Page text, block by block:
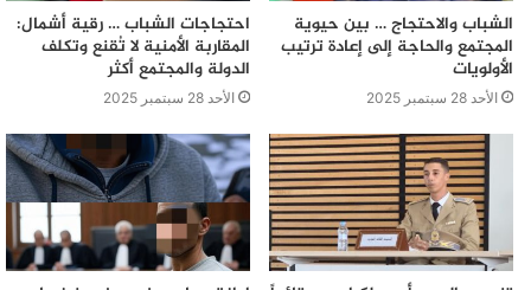
الشباب والاحتجاج … بين حيوية
المجتمع والحاجة إلى إعادة ترتيب
الأولويات
الأحد 28 سبتمبر 2025
احتجاجات الشباب … رقية أشمال:
المقاربة الأمنية لا تُقنع وتكلف
الدولة والمجتمع أكثر
الأحد 28 سبتمبر 2025